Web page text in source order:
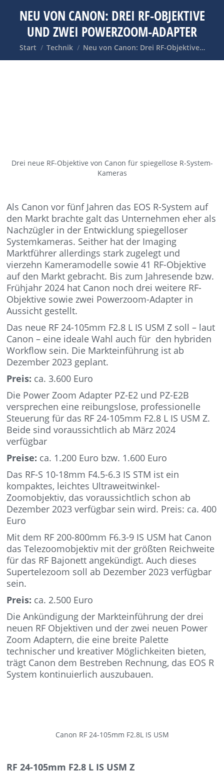
NEU VON CANON: DREI RF-OBJEKTIVE
UND ZWEI POWERZOOM-ADAPTER
Sie befinden sich hier:
Start Technik Neu von Canon: Drei RF-Objektive…
Drei neue RF-Objektive von Canon für spiegellose R-System-
Kameras
Als Canon vor fünf Jahren das EOS R-System auf
den Markt brachte galt das Unternehmen eher als
Nachzügler in der Entwicklung spiegelloser
Systemkameras. Seither hat der Imaging
Marktführer allerdings stark zugelegt und
vierzehn Kameramodelle sowie 41 RF-Objektive
auf den Markt gebracht. Bis zum Jahresende bzw.
Frühjahr 2024 hat Canon noch drei weitere RF-
Objektive sowie zwei Powerzoom-Adapter in
Aussicht gestellt.
Das neue RF 24-105mm F2.8 L IS USM Z soll – laut
Canon – eine ideale Wahl auch für den hybriden
Workflow sein. Die Markteinführung ist ab
Dezember 2023 geplant.
Preis: ca. 3.600 Euro
Die Power Zoom Adapter PZ-E2 und PZ-E2B
versprechen eine reibungslose, professionelle
Steuerung für das RF 24-105mm F2.8 L IS USM Z.
Beide sind voraussichtlich ab März 2024
verfügbar
Preise: ca. 1.200 Euro bzw. 1.600 Euro
Das RF-S 10-18mm F4.5-6.3 IS STM ist ein
kompaktes, leichtes Ultraweitwinkel-
Zoomobjektiv, das voraussichtlich schon ab
Dezember 2023 verfügbar sein wird. Preis: ca. 400
Euro
Mit dem RF 200-800mm F6.3-9 IS USM hat Canon
das Telezoomobjektiv mit der größten Reichweite
für das RF Bajonett angekündigt. Auch dieses
Supertelezoom soll ab Dezember 2023 verfügbar
sein.
Preis: ca. 2.500 Euro
Die Ankündigung der Markteinführung der drei
neuen RF Objektiven und der zwei neuen Power
Zoom Adaptern, die eine breite Palette
technischer und kreativer Möglichkeiten bieten,
trägt Canon dem Bestreben Rechnung, das EOS R
System kontinuierlich auszubauen.
Canon RF 24-105mm F2.8L IS USM
RF 24-105mm F2.8 L IS USM Z